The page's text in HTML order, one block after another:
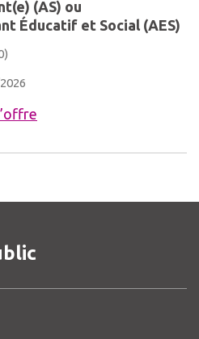
(AS) ou
Éducatif et Social (AES)